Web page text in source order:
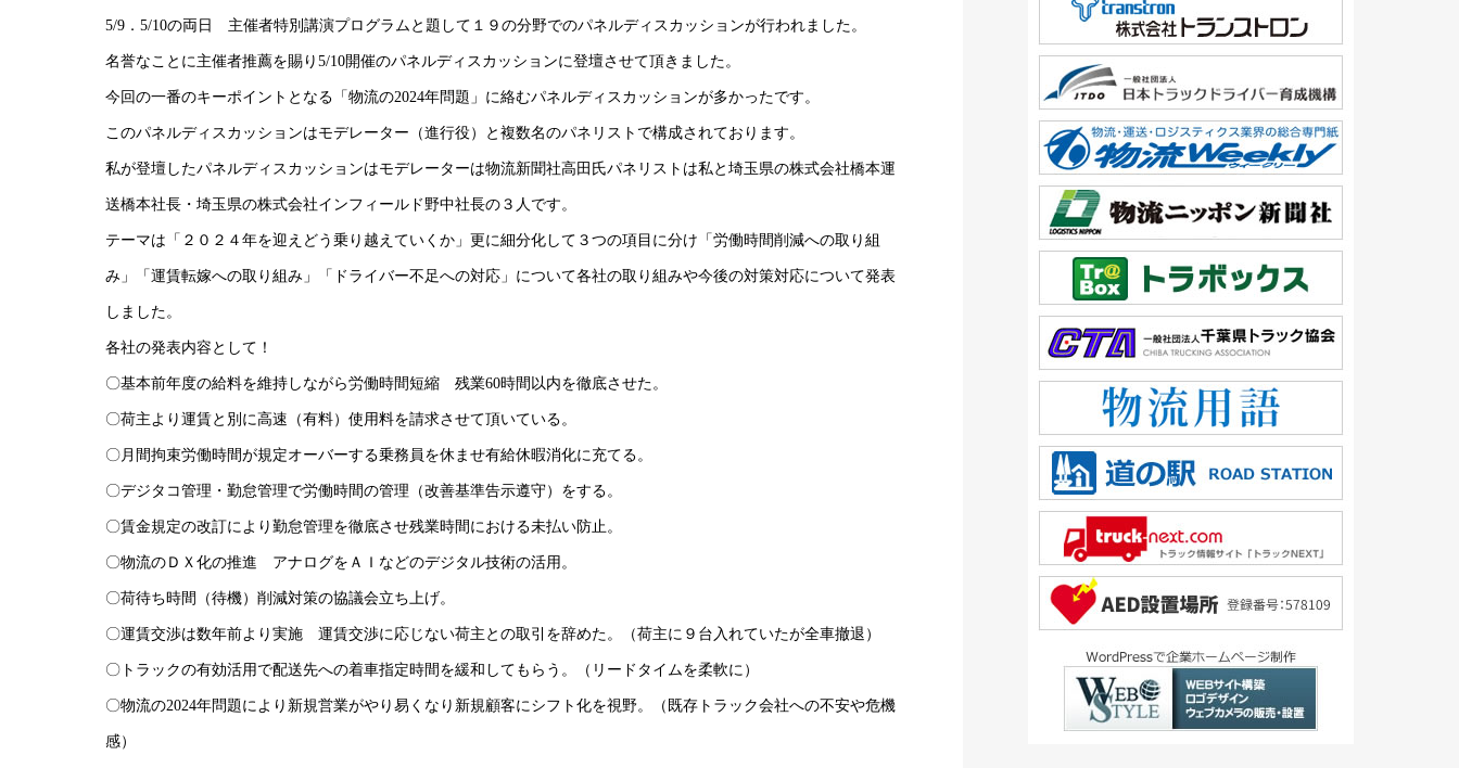
5/9．5/10の両日 主催者特別講演プログラムと題して１９の分野でのパネルディスカッションが行われました。
名誉なことに主催者推薦を賜り5/10開催のパネルディスカッションに登壇させて頂きました。
今回の一番のキーポイントとなる「物流の2024年問題」に絡むパネルディスカッションが多かったです。
このパネルディスカッションはモデレーター（進行役）と複数名のパネリストで構成されております。
私が登壇したパネルディスカッションはモデレーターは物流新聞社高田氏パネリストは私と埼玉県の株式会社橋本運
送橋本社長・埼玉県の株式会社インフィールド野中社長の３人です。
テーマは「２０２４年を迎えどう乗り越えていくか」更に細分化して３つの項目に分け「労働時間削減への取り組
み」「運賃転嫁への取り組み」「ドライバー不足への対応」について各社の取り組みや今後の対策対応について発表
しました。
各社の発表内容として！
〇基本前年度の給料を維持しながら労働時間短縮 残業60時間以内を徹底させた。
〇荷主より運賃と別に高速（有料）使用料を請求させて頂いている。
〇月間拘束労働時間が規定オーバーする乗務員を休ませ有給休暇消化に充てる。
〇デジタコ管理・勤怠管理で労働時間の管理（改善基準告示遵守）をする。
〇賃金規定の改訂により勤怠管理を徹底させ残業時間における未払い防止。
〇物流のＤＸ化の推進 アナログをＡＩなどのデジタル技術の活用。
〇荷待ち時間（待機）削減対策の協議会立ち上げ。
〇運賃交渉は数年前より実施 運賃交渉に応じない荷主との取引を辞めた。（荷主に９台入れていたが全車撤退）
〇トラックの有効活用で配送先への着車指定時間を緩和してもらう。（リードタイムを柔軟に）
〇物流の2024年問題により新規営業がやり易くなり新規顧客にシフト化を視野。（既存トラック会社への不安や危機
感）